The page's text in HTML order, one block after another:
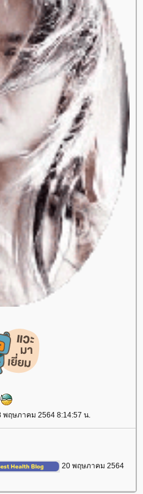
พฤษภาคม 2564 8:14:57 น.
20 พฤษภาคม 2564